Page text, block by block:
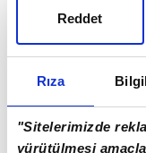
Rıza
"Sitelerimizde
yürütülmesi
Reddet